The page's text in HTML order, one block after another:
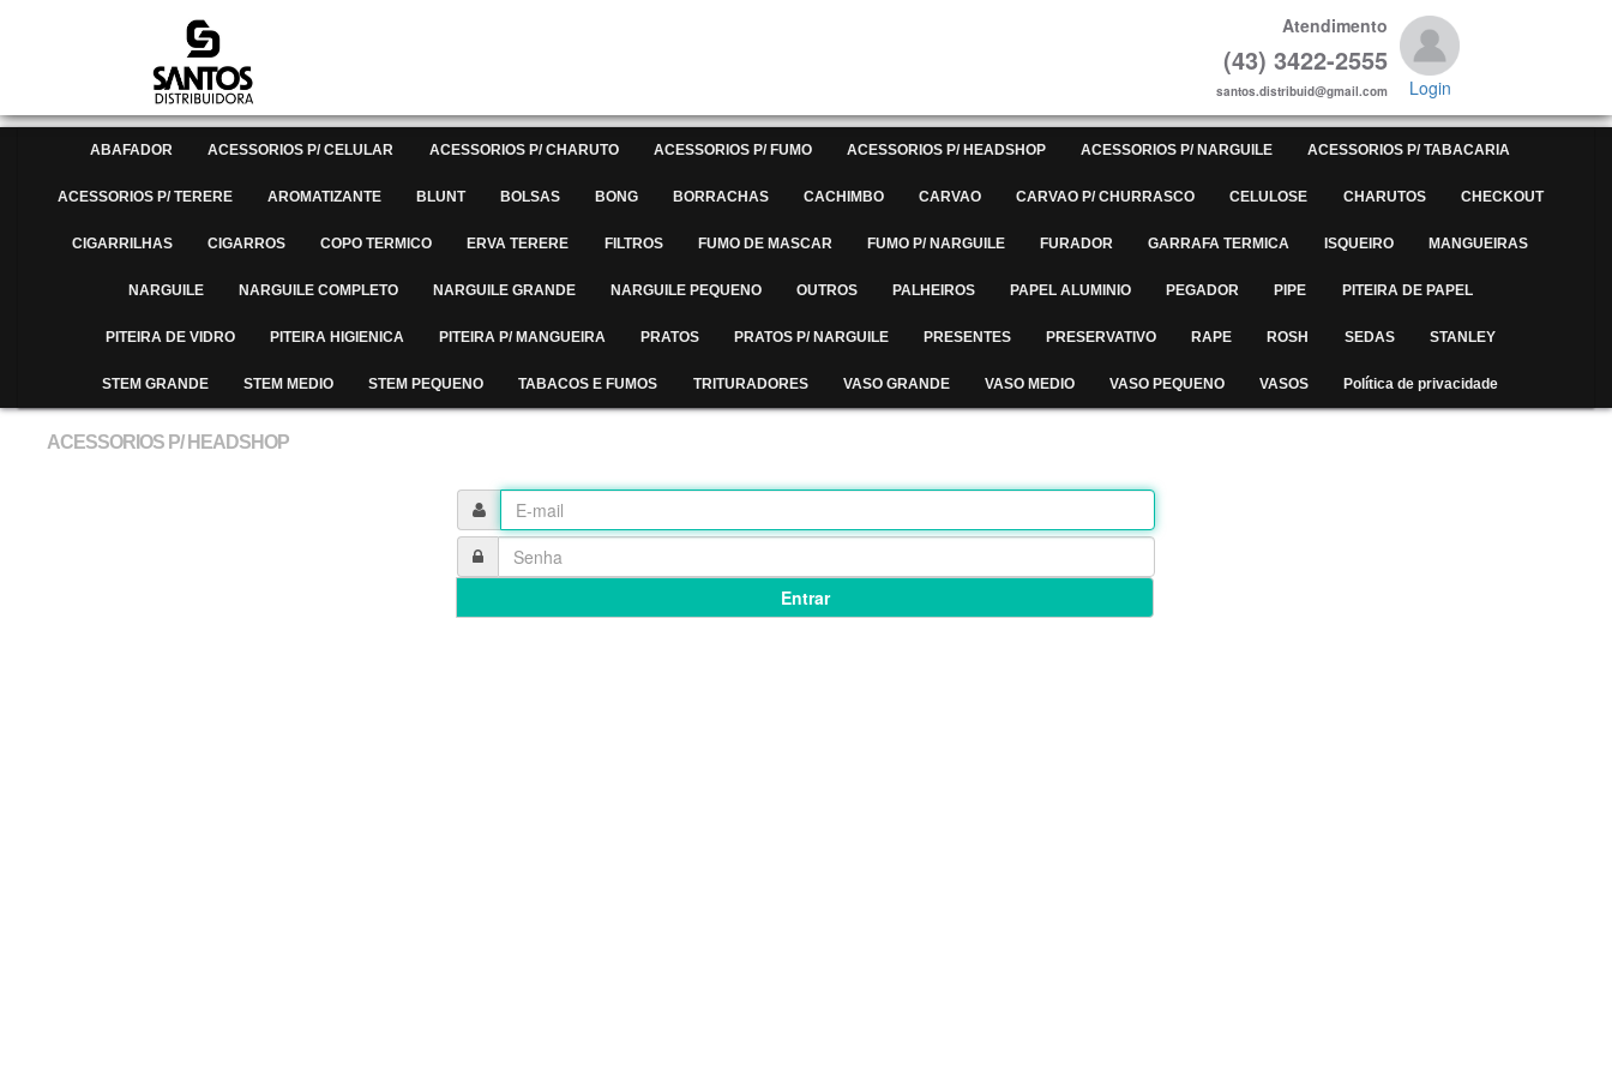
Atendimento
(43) 3422-2555
santos.distribuid@gmail.com Login
ABAFADOR ACESSORIOS P/ CELULAR ACESSORIOS P/ CHARUTO ACESSORIOS P/ FUMO ACESSORIOS P/ HEADSHOP ACESSORIOS P/ NARGUILE ACESSORIOS P/ TABACARIA
ACESSORIOS P/ TERERE AROMATIZANTE BLUNT BOLSAS BONG BORRACHAS CACHIMBO CARVAO CARVAO P/ CHURRASCO CELULOSE CHARUTOS CHECKOUT
CIGARRILHAS CIGARROS COPO TERMICO ERVA TERERE FILTROS FUMO DE MASCAR FUMO P/ NARGUILE FURADOR GARRAFA TERMICA ISQUEIRO MANGUEIRAS
NARGUILE NARGUILE COMPLETO NARGUILE GRANDE NARGUILE PEQUENO OUTROS PALHEIROS PAPEL ALUMINIO PEGADOR PIPE PITEIRA DE PAPEL
PITEIRA DE VIDRO PITEIRA HIGIENICA PITEIRA P/ MANGUEIRA PRATOS PRATOS P/ NARGUILE PRESENTES PRESERVATIVO RAPE ROSH SEDAS STANLEY
STEM GRANDE STEM MEDIO STEM PEQUENO TABACOS E FUMOS TRITURADORES VASO GRANDE VASO MEDIO VASO PEQUENO VASOS Política de privacidade
ACESSORIOS P/ HEADSHOP